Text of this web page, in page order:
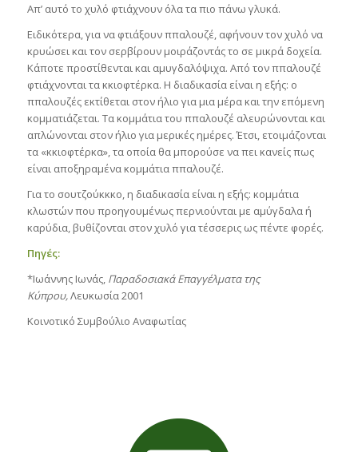
Απ’ αυτό το χυλό φτιάχνουν όλα τα πιο πάνω γλυκά.
Ειδικότερα, για να φτιάξουν ππαλουζέ, αφήνουν τον χυλό να
κρυώσει και τον σερβίρουν μοιράζοντάς το σε μικρά δοχεία.
Κάποτε προστίθενται και αμυγδαλόψιχα. Από τον ππαλουζέ
φτιάχνονται τα κκιοφτέρκα. Η διαδικασία είναι η εξής: ο
ππαλουζές εκτίθεται στον ήλιο για μια μέρα και την επόμενη
κομματιάζεται. Τα κομμάτια του ππαλουζέ αλευρώνονται και
απλώνονται στον ήλιο για μερικές ημέρες. Έτσι, ετοιμάζονται
τα «κκιοφτέρκα», τα οποία θα μπορούσε να πει κανείς πως
είναι αποξηραμένα κομμάτια ππαλουζέ.
Για το σουτζούκκκο, η διαδικασία είναι η εξής: κομμάτια
κλωστών που προηγουμένως περνιούνται με αμύγδαλα ή
καρύδια, βυθίζονται στον χυλό για τέσσερις ως πέντε φορές.
Πηγές:
*Ιωάννης Ιωνάς, Παραδοσιακά Επαγγέλματα της
Κύπρου,Λευκωσία 2001
Κοινοτικό Συμβούλιο Αναφωτίας